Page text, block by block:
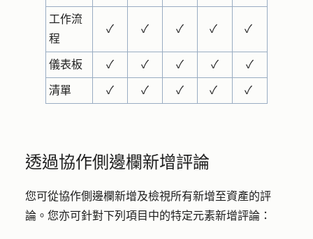
工作流
程
✓ ✓ ✓ ✓ ✓
儀表板 ✓ ✓ ✓ ✓ ✓
清單 ✓ ✓ ✓ ✓ ✓
透過協作側邊欄新增評論
您可從協作側邊欄新增及檢視所有新增至資產的評
論。您亦可針對下列項目中的特定元素新增評論：